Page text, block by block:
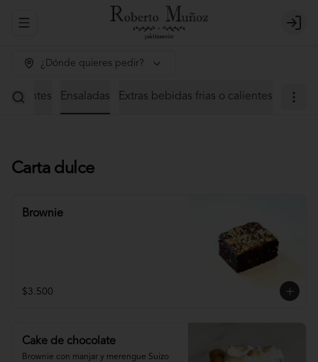
Abrir menu de navegación Login
¿Dónde quieres pedir?
calientes Ensaladas Extras bebidas frias o calientes
Carta dulce
Brownie
$3.500
Cake de chocolate
Brownie con manjar y merengue Suizo